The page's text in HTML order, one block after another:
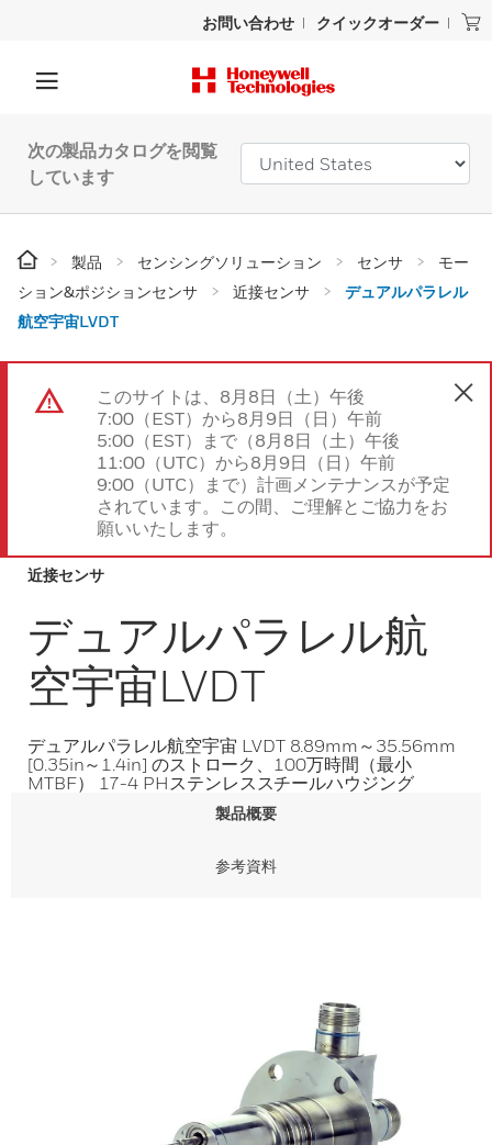
お問い合わせ クイックオーダー
次の製品カタログを閲覧
しています
製品 センシングソリューション センサ
モー
ション&ポジションセンサ
近接センサ
デュアルパラレル
航空宇宙LVDT
このサイトは、8月8日（土）午後
7:00（EST）から8月9日（日）午前
5:00（EST）まで（8月8日（土）午後
11:00（UTC）から8月9日（日）午前
9:00（UTC）まで）計画メンテナンスが予定
されています。この間、ご理解とご協力をお
願いいたします。
近接センサ
デュアルパラレル航
空宇宙LVDT
デュアルパラレル航空宇宙 LVDT 8.89mm～35.56mm
[0.35in～1.4in] のストローク、100万時間（最小
MTBF） 17-4 PHステンレススチールハウジング
製品概要
参考資料